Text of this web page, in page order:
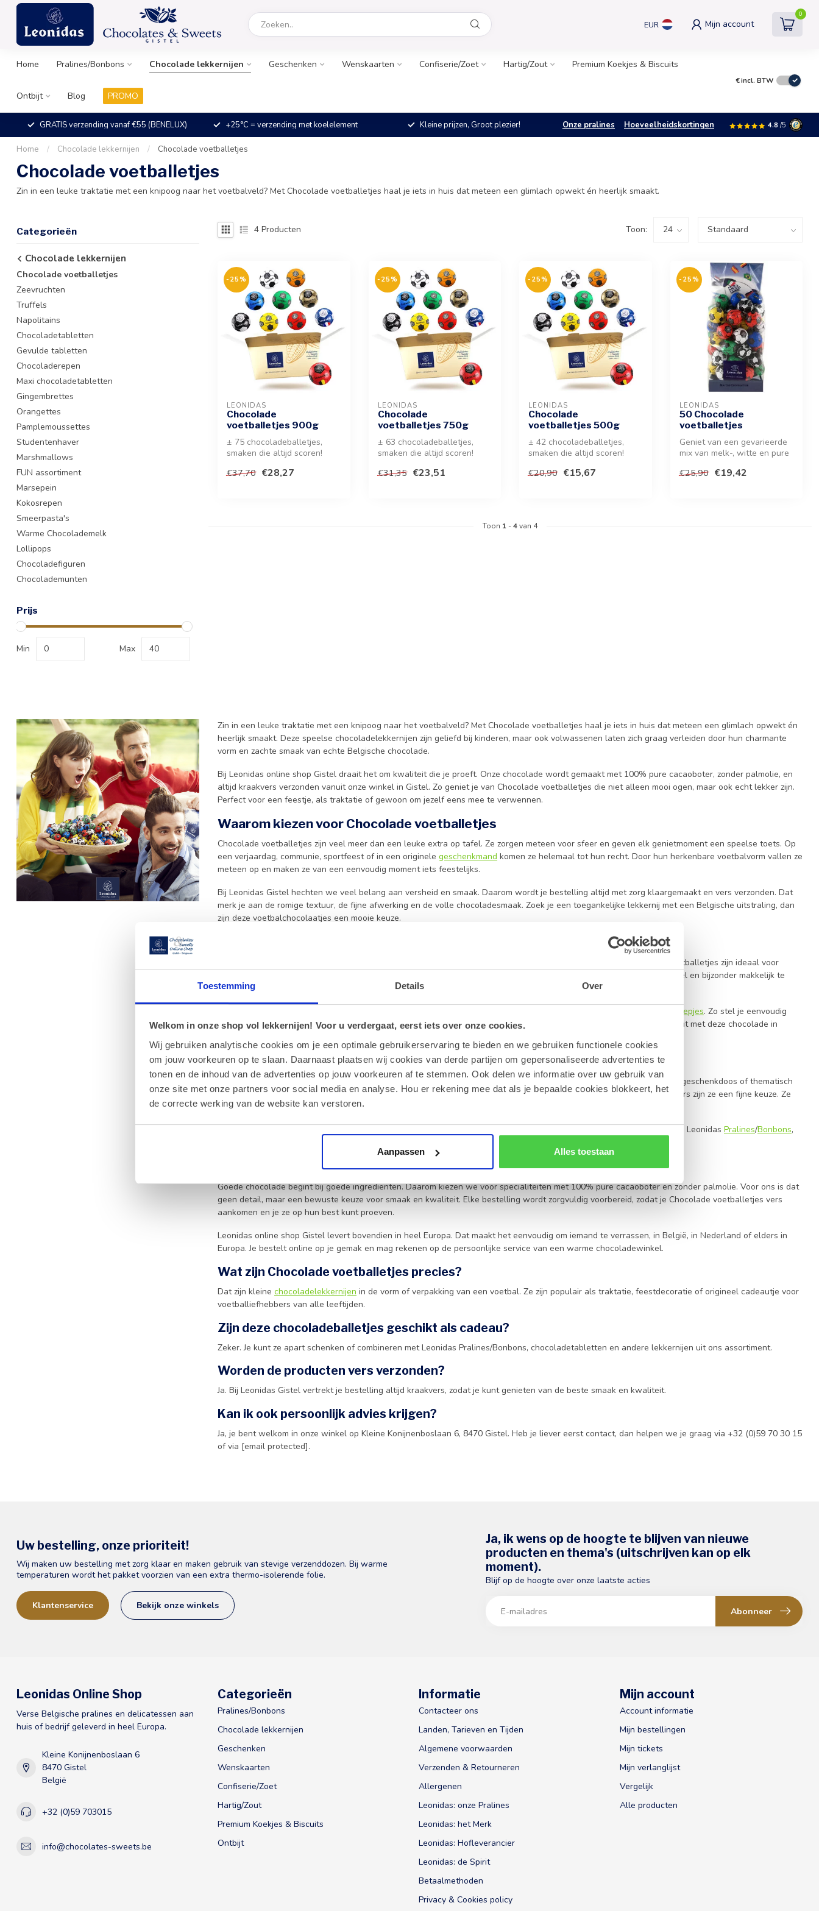
Toestemming Details Over
Welkom in onze shop vol lekkernijen! Voor u verdergaat, eerst iets over onze cookies.
Wij gebruiken analytische cookies om je een optimale gebruikerservaring te bieden en we gebruiken functionele cookies
om jouw voorkeuren op te slaan. Daarnaast plaatsen wij cookies van derde partijen om gepersonaliseerde advertenties te
tonen en de inhoud van de advertenties op jouw voorkeuren af te stemmen. Ook delen we informatie over uw gebruik van
onze site met onze partners voor social media en analyse. Hou er rekening mee dat als je bepaalde cookies blokkeert, het
de correcte werking van de website kan verstoren.
Aanpassen Alles toestaan
EUR Mijn account
0
Home Pralines/Bonbons Chocolade lekkernijen Geschenken Wenskaarten Confiserie/Zoet Hartig/Zout Premium Koekjes & Biscuits
Ontbijt Blog PROMO
€incl. BTW
GRATIS verzending vanaf €55 (BENELUX) +25°C = verzending met koelelement Kleine prijzen, Groot plezier! Onze pralines Hoeveelheidskortingen 4.8 /5
Home / Chocolade lekkernijen / Chocolade voetballetjes
Chocolade voetballetjes
Zin in een leuke traktatie met een knipoog naar het voetbalveld? Met Chocolade voetballetjes haal je iets in huis dat meteen een glimlach opwekt én heerlijk smaakt.
Categorieën
Chocolade lekkernijen
Chocolade voetballetjes
Zeevruchten
Truffels
Napolitains
Chocoladetabletten
Gevulde tabletten
Chocoladerepen
Maxi chocoladetabletten
Gingembrettes
Orangettes
Pamplemoussettes
Studentenhaver
Marshmallows
FUN assortiment
Marsepein
Kokosrepen
Smeerpasta's
Warme Chocolademelk
Lollipops
Chocoladefiguren
Chocolademunten
Prijs
Min Max
4 Producten Toon:
-25%
LEONIDAS
Chocolade
voetballetjes 900g
± 75 chocoladeballetjes,
smaken die altijd scoren!
ass...
€37,70 €28,27
-25%
LEONIDAS
Chocolade
voetballetjes 750g
± 63 chocoladeballetjes,
smaken die altijd scoren!
mi...
€31,35 €23,51
-25%
LEONIDAS
Chocolade
voetballetjes 500g
± 42 chocoladeballetjes,
smaken die altijd scoren!
ass...
€20,90 €15,67
-25%
LEONIDAS
50 Chocolade
voetballetjes
Geniet van een gevarieerde
mix van melk-, witte en pure
€25,90 €19,42
Toon 1 -4van 4
Zin in een leuke traktatie met een knipoog naar het voetbalveld? Met Chocolade voetballetjes haal je iets in huis dat meteen een glimlach opwekt én
heerlijk smaakt. Deze speelse chocoladelekkernijen zijn geliefd bij kinderen, maar ook volwassenen laten zich graag verleiden door hun charmante
vorm en zachte smaak van echte Belgische chocolade.
Bij Leonidas online shop Gistel draait het om kwaliteit die je proeft. Onze chocolade wordt gemaakt met 100% pure cacaoboter, zonder palmolie, en
altijd kraakvers verzonden vanuit onze winkel in Gistel. Zo geniet je van Chocolade voetballetjes die niet alleen mooi ogen, maar ook echt lekker zijn.
Perfect voor een feestje, als traktatie of gewoon om jezelf eens mee te verwennen.
Waarom kiezen voor Chocolade voetballetjes
Chocolade voetballetjes zijn veel meer dan een leuke extra op tafel. Ze zorgen meteen voor sfeer en geven elk genietmoment een speelse toets. Op
een verjaardag, communie, sportfeest of in een originele geschenkmand komen ze helemaal tot hun recht. Door hun herkenbare voetbalvorm vallen ze
meteen op en maken ze van een eenvoudig moment iets feestelijks.
Bij Leonidas Gistel hechten we veel belang aan versheid en smaak. Daarom wordt je bestelling altijd met zorg klaargemaakt en vers verzonden. Dat
merk je aan de romige textuur, de fijne afwerking en de volle chocoladesmaak. Zoek je een toegankelijke lekkernij met een Belgische uitstraling, dan
zijn deze voetbalchocolaatjes een mooie keuze.
Na de producten op deze pagina ontdek je een assortiment dat perfect past bij heel wat gelegenheden. Chocolade voetballetjes zijn ideaal voor
verjaardagen, communies, traktaties op school, sportevenementen en feestelijke cadeaupakketten. Ze zijn klein, origineel en bijzonder makkelijk te
combineren met andere zoete verwennerijen.
snoepjes. Zo stel je eenvoudig
een gevarieerd geheel samen dat verrassend oogt en nog beter smaakt. Wie een
wil geven met wat karakter, zit met deze chocolade in
Een origineel idee voor jong en oud
Voetbalpralines en chocoladeballetjes met voetbalthema zijn leuk om te schenken aan jong en oud. In een snoepzakje, geschenkdoos of thematisch
pakket zorgen ze meteen voor een vrolijke toets. Ook als relatiegeschenk ofkleine attentievoor klanten en medewerkers zijn ze een fijne keuze. Ze
ogen speels, maar dankzij de kwaliteit van de chocolade blijven ze toch stijlvol.
Wil je een cadeau samenstellen dat net dat beetje extra heeft, dan kun je deze lekkernijen combineren met een ballotin Leonidas Pralines/Bonbons,
Kraakverse Belgische chocolade uit Gistel
Goede chocolade begint bij goede ingrediënten. Daarom kiezen we voor specialiteiten met 100% pure cacaoboter en zonder palmolie. Voor ons is dat
geen detail, maar een bewuste keuze voor smaak en kwaliteit. Elke bestelling wordt zorgvuldig voorbereid, zodat je Chocolade voetballetjes vers
aankomen en je ze op hun best kunt proeven.
Leonidas online shop Gistel levert bovendien in heel Europa. Dat maakt het eenvoudig om iemand te verrassen, in België, in Nederland of elders in
Europa. Je bestelt online op je gemak en mag rekenen op de persoonlijke service van een warme chocoladewinkel.
Wat zijn Chocolade voetballetjes precies?
Dat zijn kleine chocoladelekkernijen in de vorm of verpakking van een voetbal. Ze zijn populair als traktatie, feestdecoratie of origineel cadeautje voor
voetballiefhebbers van alle leeftijden.
Zijn deze chocoladeballetjes geschikt als cadeau?
Zeker. Je kunt ze apart schenken of combineren met Leonidas Pralines/Bonbons, chocoladetabletten en andere lekkernijen uit ons assortiment.
Worden de producten vers verzonden?
Ja. Bij Leonidas Gistel vertrekt je bestelling altijd kraakvers, zodat je kunt genieten van de beste smaak en kwaliteit.
Kan ik ook persoonlijk advies krijgen?
Ja, je bent welkom in onze winkel op Kleine Konijnenboslaan 6, 8470 Gistel. Heb je liever eerst contact, dan helpen we je graag via +32 (0)59 70 30 15
of via [email protected].
Uw bestelling, onze prioriteit!
Wij maken uw bestelling met zorg klaar en maken gebruik van stevige verzenddozen. Bij warme
temperaturen wordt het pakket voorzien van een extra thermo-isolerende folie.
Klantenservice Bekijk onze winkels
Ja, ik wens op de hoogte te blijven van nieuwe
producten en thema's (uitschrijven kan op elk
moment).
Blijf op de hoogte over onze laatste acties
Abonneer
Leonidas Online Shop
Verse Belgische pralines en delicatessen aan
huis of bedrijf geleverd in heel Europa.
Kleine Konijnenboslaan 6
8470 Gistel
België
+32 (0)59 703015
info@chocolates-sweets.be
Categorieën
Pralines/Bonbons
Chocolade lekkernijen
Geschenken
Wenskaarten
Confiserie/Zoet
Hartig/Zout
Premium Koekjes & Biscuits
Ontbijt
Informatie
Contacteer ons
Landen, Tarieven en Tijden
Algemene voorwaarden
Verzenden & Retourneren
Allergenen
Leonidas: onze Pralines
Leonidas: het Merk
Leonidas: Hofleverancier
Leonidas: de Spirit
Betaalmethoden
Privacy & Cookies policy
Mijn account
Account informatie
Mijn bestellingen
Mijn tickets
Mijn verlanglijst
Vergelijk
Alle producten